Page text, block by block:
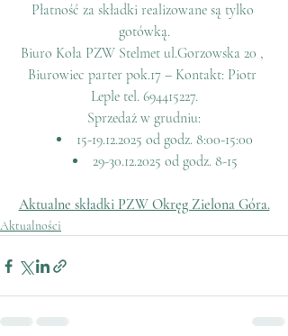
Płatność za składki realizowane są tylko
gotówką.
Biuro Koła PZW Stelmet ul.Gorzowska 20 ,
Biurowiec parter pok.17 – Kontakt: Piotr
Leple tel. 694415227.
Sprzedaż w grudniu:
15-19.12.2025 od godz. 8:00-15:00
29-30.12.2025 od godz. 8-15
Aktualne składki PZW Okręg Zielona Góra.
Aktualności